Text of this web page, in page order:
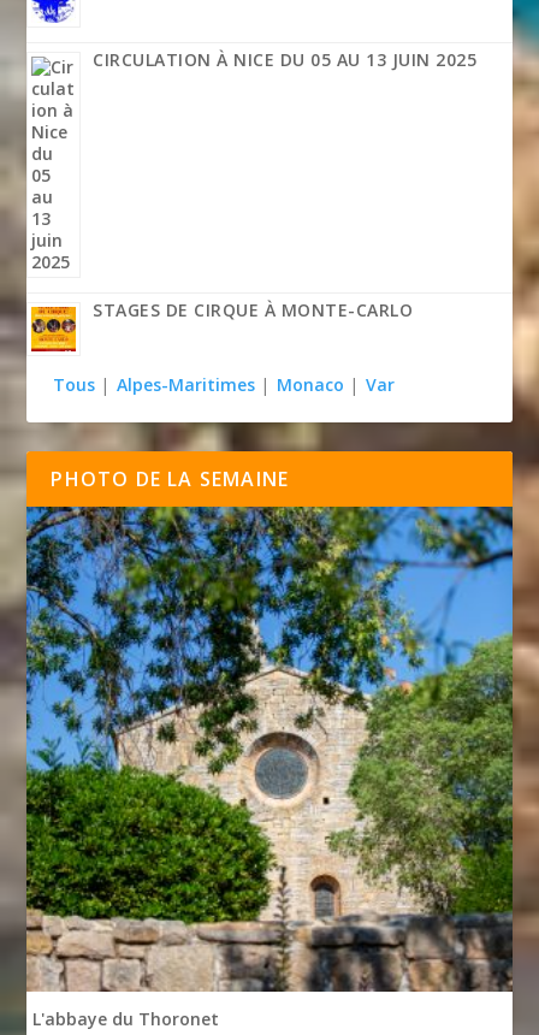
CIRCULATION À NICE DU 05 AU 13 JUIN 2025
STAGES DE CIRQUE À MONTE-CARLO
Tous | Alpes-Maritimes | Monaco | Var
PHOTO DE LA SEMAINE
L'abbaye du Thoronet